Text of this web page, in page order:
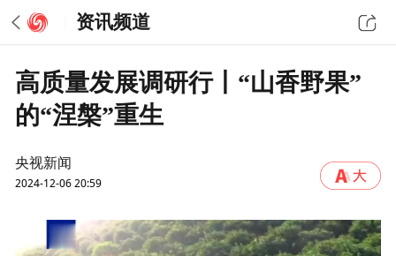
资讯频道
高质量发展调研行丨“山香野果”
的“涅槃”重生
央视新闻
2024-12-06 20:59